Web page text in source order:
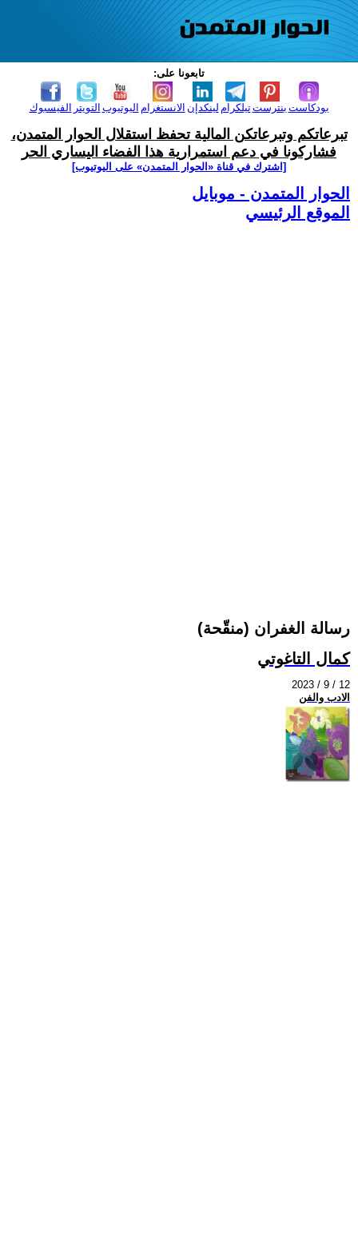
تابعونا على:
الفيسبوك التويتر اليوتيوب الانستغرام لينكدإن تيلكرامبنترست بودكاست
تبرعاتكم وتبرعاتكن المالية تحفظ استقلال الحوار المتمدن،
فشاركونا في دعم استمرارية هذا الفضاء اليساري الحر
[اشترك في قناة ‫«الحوار المتمدن» على اليوتيوب]
الحوار المتمدن - موبايل
الموقع الرئيسي
رسالة الغفران (منقّحة)
كمال التاغوتي
2023 / 9 / 12
الادب والفن